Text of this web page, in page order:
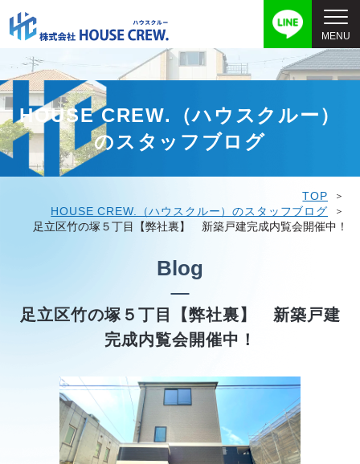
HOUSE CREW.（ハウスクルー）
のスタッフブログ
TOP
HOUSE CREW.（ハウスクルー）のスタッフブログ
足立区竹の塚５丁目【弊社裏】 新築戸建完成内覧会開催中！
Blog
足立区竹の塚５丁目【弊社裏】 新築戸建
完成内覧会開催中！